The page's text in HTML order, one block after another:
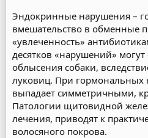
Эндокринные нарушения –
вмешательство в обменные
«увлеченность»
десятков «нарушений»
облысения собаки,
луковиц. При гормональных
выпадает симметричными,
Патологии щитовидной
лечения, приводят к
волосяного покрова.